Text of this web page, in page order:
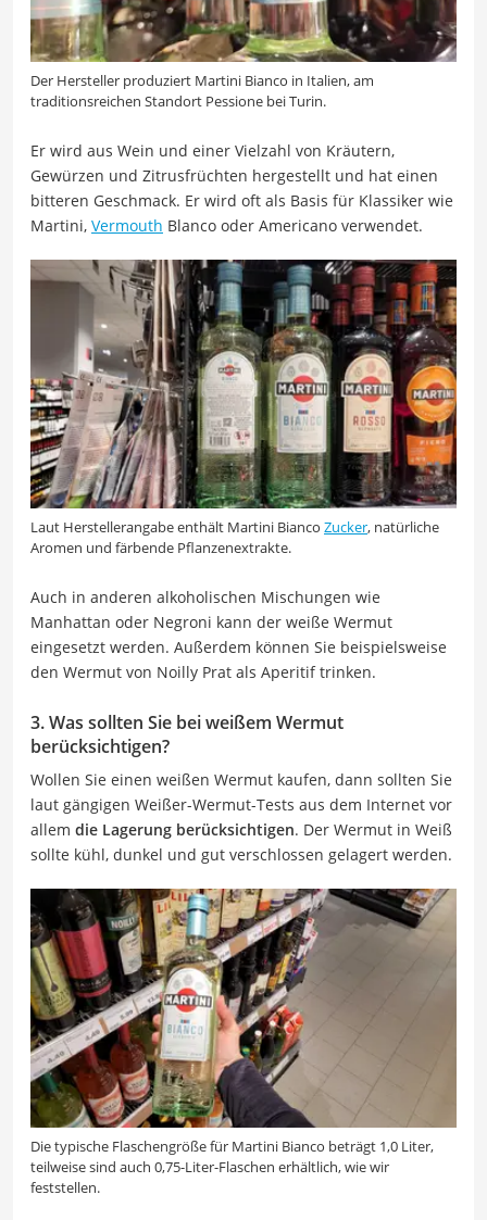
Der Hersteller produziert Martini Bianco in Italien, am
traditionsreichen Standort Pessione bei Turin.
Er wird aus Wein und einer Vielzahl von Kräutern,
Gewürzen und Zitrusfrüchten hergestellt und hat einen
bitteren Geschmack. Er wird oft als Basis für Klassiker wie
Martini, Vermouth Blanco oder Americano verwendet.
Laut Herstellerangabe enthält Martini Bianco Zucker, natürliche
Aromen und färbende Pflanzenextrakte.
Auch in anderen alkoholischen Mischungen wie
Manhattan oder Negroni kann der weiße Wermut
eingesetzt werden. Außerdem können Sie beispielsweise
den Wermut von Noilly Prat als Aperitif trinken.
3. Was sollten Sie bei weißem Wermut
berücksichtigen?
Wollen Sie einen weißen Wermut kaufen, dann sollten Sie
laut gängigen Weißer-Wermut-Tests aus dem Internet vor
allem die Lagerung berücksichtigen. Der Wermut in Weiß
sollte kühl, dunkel und gut verschlossen gelagert werden.
Die typische Flaschengröße für Martini Bianco beträgt 1,0 Liter,
teilweise sind auch 0,75-Liter-Flaschen erhältlich, wie wir
feststellen.